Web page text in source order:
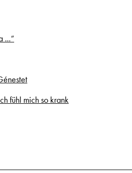
...“
fühl mich so krank